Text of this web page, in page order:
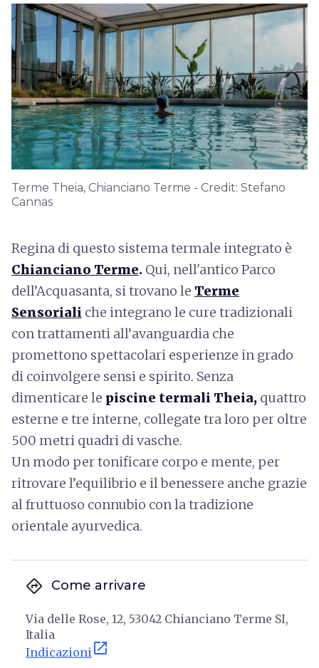
Terme Theia, Chianciano Terme - Credit: Stefano
Cannas
Regina di questo sistema termale integrato è
Chianciano Terme. Qui, nell'antico Parco
dell’Acquasanta, si trovano le Terme
Sensoriali che integrano le cure tradizionali
con trattamenti all’avanguardia che
promettono spettacolari esperienze in grado
di coinvolgere sensi e spirito. Senza
dimenticare le piscine termali Theia, quattro
esterne e tre interne, collegate tra loro per oltre
500 metri quadri di vasche.
Un modo per tonificare corpo e mente, per
ritrovare l’equilibrio e il benessere anche grazie
al fruttuoso connubio con la tradizione
orientale ayurvedica.
directions Come arrivare
Via delle Rose, 12, 53042 Chianciano Terme SI,
Italia
Indicazioni open_in_new